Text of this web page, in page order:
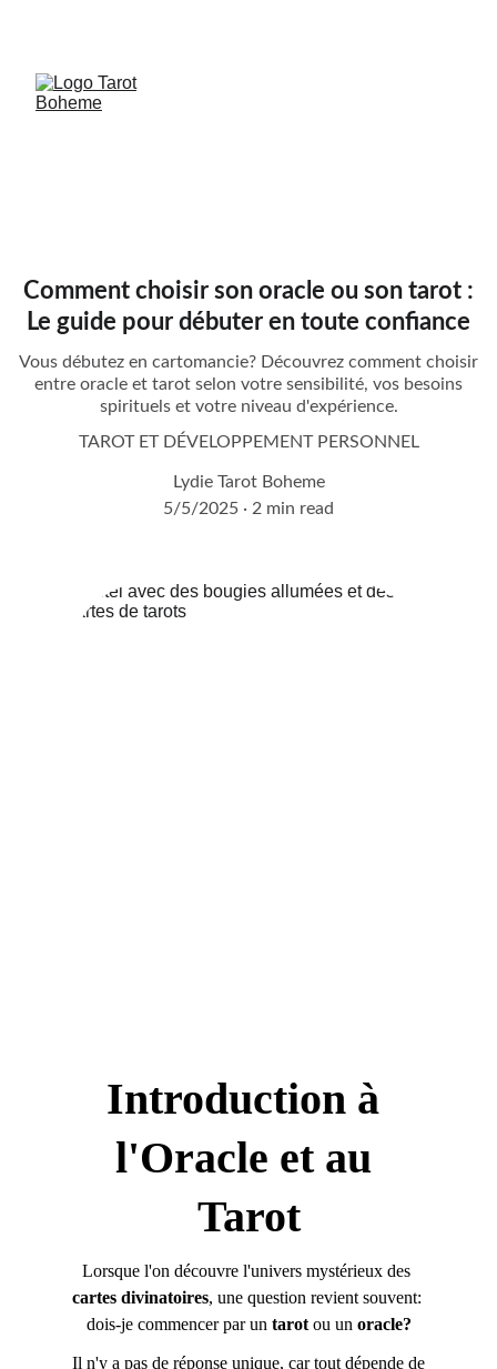
Comment choisir son oracle ou son tarot :
Le guide pour débuter en toute confiance
Vous débutez en cartomancie? Découvrez comment choisir
entre oracle et tarot selon votre sensibilité, vos besoins
spirituels et votre niveau d'expérience.
TAROT ET DÉVELOPPEMENT PERSONNEL
Lydie Tarot Boheme
5/5/2025
2 min read
Introduction à
l'Oracle et au
Tarot
Lorsque l'on découvre l'univers mystérieux des
cartes divinatoires, une question revient souvent:
dois-je commencer par un tarot ou un oracle?